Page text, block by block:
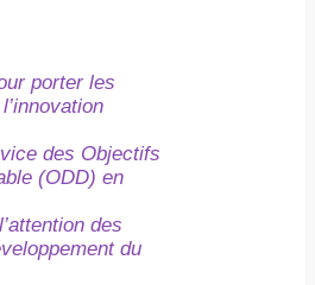
porter les
des Objectifs
(ODD) en
des
du